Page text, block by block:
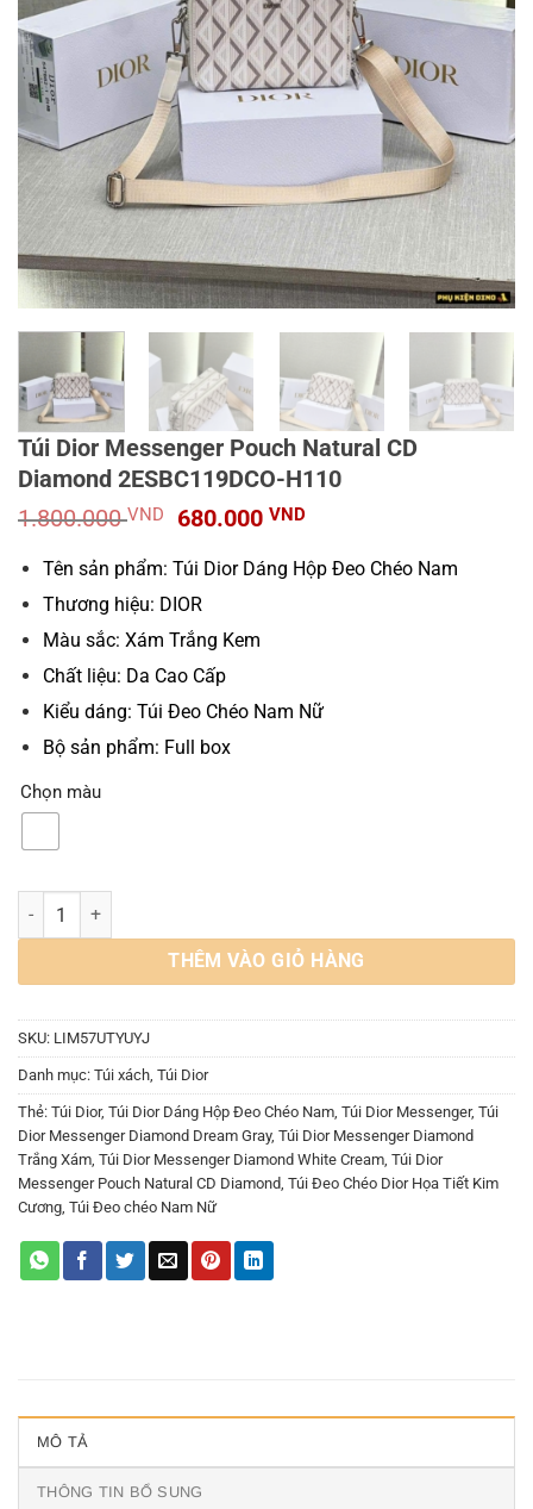
Túi Dior Messenger Pouch Natural CD
Diamond 2ESBC119DCO-H110
1.800.000VND
Giá
là:
1.800.000 VND.
680.000 VNDGiá
tại
là:
Tên sản phẩm: Túi Dior Dáng Hộp Đeo Chéo Nam
Thương hiệu: DIOR
Màu sắc: Xám Trắng Kem
Chất liệu: Da Cao Cấp
Kiểu dáng: Túi Đeo Chéo Nam Nữ
Bộ sản phẩm: Full box
Chọn màu
Túi Dior Messenger Pouch Natural CD Diamond 2ESBC119DCO-
THÊM VÀO GIỎ HÀNG
SKU: LIM57UTYUYJ
Danh mục: Túi xách, Túi Dior
Thẻ: Túi Dior, Túi Dior Dáng Hộp Đeo Chéo Nam, Túi Dior Messenger, Túi
Dior Messenger Diamond Dream Gray, Túi Dior Messenger Diamond
Trắng Xám, Túi Dior Messenger Diamond White Cream, Túi Dior
Messenger Pouch Natural CD Diamond, Túi Đeo Chéo Dior Họa Tiết Kim
Cương, Túi Đeo chéo Nam Nữ
MÔ TẢ
THÔNG TIN BỔ SUNG